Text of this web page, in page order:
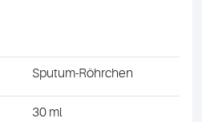
Sputum-Röhrchen
30 ml